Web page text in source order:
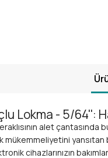
Lokma - 5/64'':
alet çantasında
mükemmeliyetini
cihazlarınızın